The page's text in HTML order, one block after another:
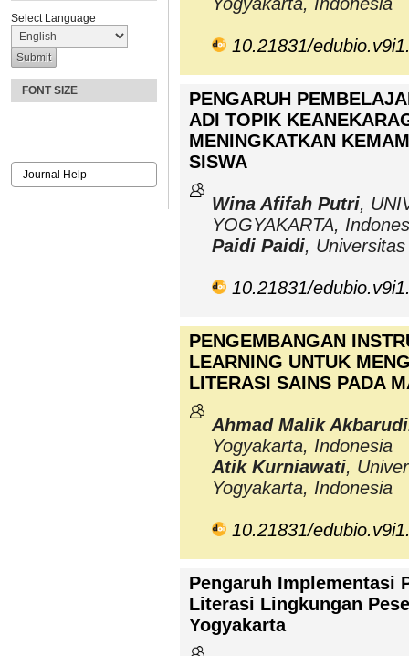
Select Language
FONT SIZE
Journal Help
Yogyakarta, Indonesia
10.21831/
PENGARUH
ADI TOPIK
MENINGKATKAN
SISWA
Wina Afifah Putri,
YOGYAKARTA,
Paidi Paidi,
10.21831/
PENGEMBANGAN
LEARNING UNTUK
LITERASI SAINS PADA
Ahmad Malik
Yogyakarta, Indonesia
Atik Kurniawati,
Yogyakarta, Indonesia
10.21831/
Pengaruh Implementasi
Literasi Lingkungan
Yogyakarta